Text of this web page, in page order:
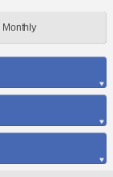
Monthly